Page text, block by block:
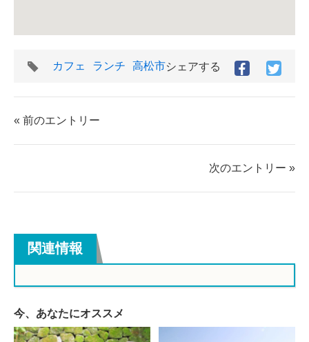
タ
カフェ ランチ 高松市シェアする
Facebook
シ
す
シ
す
« 前のエントリー
次のエントリー »
関連情報
今、あなたにオススメ